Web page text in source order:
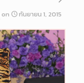
on กันยายน 1, 2015